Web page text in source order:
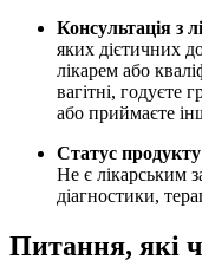
Консультація з
яких дієтичних
лікарем або
вагітні, годуєте
або приймаєте
Статус
Не є лікарським
діагностики,
Питання, які